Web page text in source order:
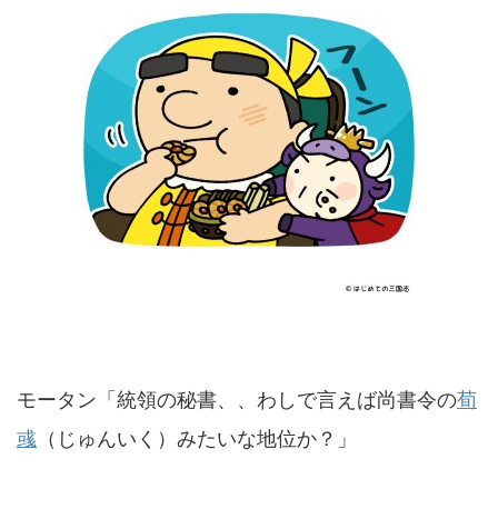
モータン「統領の秘書、、わしで言えば尚書令の荀
彧 （じゅんいく）みたいな地位か？」